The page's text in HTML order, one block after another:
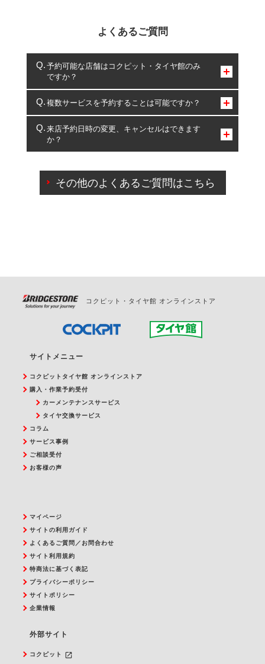
よくあるご質問
予約可能な店舗はコクピット・タイヤ館のみ
ですか？
コクピット・タイヤ館のみとなります。
複数サービスを予約することは可能ですか？
複数サービスのご予約は可能です。
一部の商品・サービスの組み合わせに限り、同時にご予約が
出来ないものもございます。
来店予約日時の変更、キャンセルはできます
か？
ご来店予約日の3営業日前を過ぎている場合のご予約
の日時変更につきましては、直接ご予約の店舗まで
その他のよくあるご質問はこちら
コクピット・タイヤ館 オンラインストア
サイトメニュー
コクピットタイヤ館 オンラインストア
購入・作業予約受付
カーメンテナンスサービス
タイヤ交換サービス
コラム
サービス事例
ご相談受付
お客様の声
マイページ
サイトの利用ガイド
よくあるご質問／お問合わせ
サイト利用規約
特商法に基づく表記
プライバシーポリシー
サイトポリシー
企業情報
外部サイト
コクピット
launch